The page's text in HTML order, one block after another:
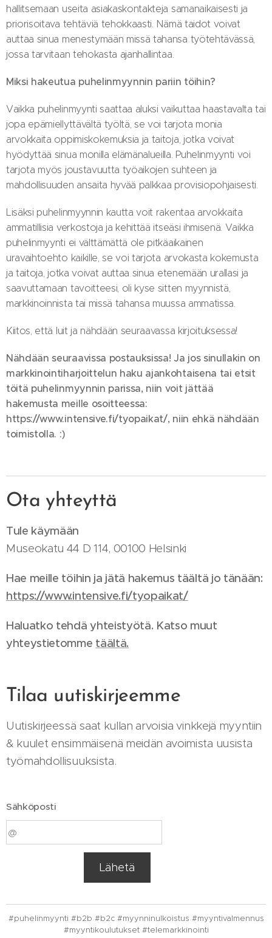
hallitsemaan useita asiakaskontakteja samanaikaisesti ja
priorisoitava tehtäviä tehokkaasti. Nämä taidot voivat
auttaa sinua menestymään missä tahansa työtehtävässä,
jossa tarvitaan tehokasta ajanhallintaa.
Miksi hakeutua puhelinmyynnin pariin töihin?
Vaikka puhelinmyynti saattaa aluksi vaikuttaa haastavalta tai
jopa epämiellyttävältä työltä, se voi tarjota monia
arvokkaita oppimiskokemuksia ja taitoja, jotka voivat
hyödyttää sinua monilla elämänalueilla. Puhelinmyynti voi
tarjota myös joustavuutta työaikojen suhteen ja
mahdollisuuden ansaita hyvää palkkaa provisiopohjaisesti.
Lisäksi puhelinmyynnin kautta voit rakentaa arvokkaita
ammatillisia verkostoja ja kehittää itseäsi ihmisenä. Vaikka
puhelinmyynti ei välttämättä ole pitkäaikainen
uravaihtoehto kaikille, se voi tarjota arvokasta kokemusta
ja taitoja, jotka voivat auttaa sinua etenemään urallasi ja
saavuttamaan tavoitteesi, oli kyse sitten myynnistä,
markkinoinnista tai missä tahansa muussa ammatissa.
Kiitos, että luit ja nähdään seuraavassa kirjoituksessa!
Nähdään seuraavissa postauksissa! Ja jos sinullakin on
markkinointiharjoittelun haku ajankohtaisena tai etsit
töitä puhelinmyynnin parissa, niin voit jättää
hakemusta meille osoitteessa:
https://www.intensive.fi/tyopaikat/, niin ehkä nähdään
toimistolla. :)
Ota yhteyttä
Tule käymään
Museokatu 44 D 114, 00100 Helsinki
Hae meille töihin ja jätä hakemus täältä jo tänään:
https://www.intensive.fi/tyopaikat/
Haluatko tehdä yhteistyötä. Katso muut
yhteystietomme täältä.
Tilaa uutiskirjeemme
Uutiskirjeessä saat kullan arvoisia vinkkejä myyntiin
& kuulet ensimmäisenä meidän avoimista uusista
työmahdollisuuksista.
Sähköposti
Lähetä
#puhelinmyynti #b2b #b2c #myynninulkoistus #myyntivalmennus
#myyntikoulutukset #telemarkkinointi